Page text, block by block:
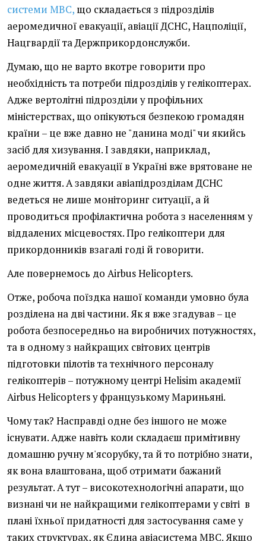
системи МВС, що складається з підрозділів
аеромедичної евакуації, авіації ДСНС, Нацполіції,
Нацгвардії та Держприкордонслужби.
Думаю, що не варто вкотре говорити про
необхідність та потреби підрозділів у гелікоптерах.
Адже вертолітні підрозділи у профільних
міністерствах, що опікуються безпекою громадян
країни – це вже давно не "данина моді" чи якийсь
засіб для хизування. І завдяки, наприклад,
аеромедичній евакуації в Україні вже врятоване не
одне життя. А завдяки авіапідрозділам ДСНС
ведеться не лише моніторинг ситуації, а й
проводиться профілактична робота з населенням у
віддалених місцевостях. Про гелікоптери для
прикордонників взагалі годі й говорити.
Але повернемось до Airbus Helicopters.
Отже, робоча поїздка нашої команди умовно була
розділена на дві частини. Як я вже згадував – це
робота безпосередньо на виробничих потужностях,
та в одному з найкращих світових центрів
підготовки пілотів та технічного персоналу
гелікоптерів – потужному центрі Helisim академії
Airbus Helicopters у французькому Мариньяні.
Чому так? Насправді одне без іншого не може
існувати. Адже навіть коли складаєш примітивну
домашню ручну м'ясорубку, та й то потрібно знати,
як вона влаштована, щоб отримати бажаний
результат. А тут – високотехнологічні апарати, що
визнані чи не найкращими гелікоптерами у світі в
плані їхньої придатності для застосування саме у
таких структурах, як Єдина авіасистема МВС. Якщо